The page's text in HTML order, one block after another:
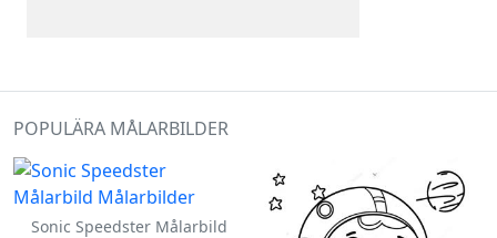
POPULÄRA MÅLARBILDER
Sonic Speedster Målarbild